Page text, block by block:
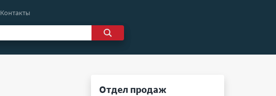
Контакты
Отдел продаж